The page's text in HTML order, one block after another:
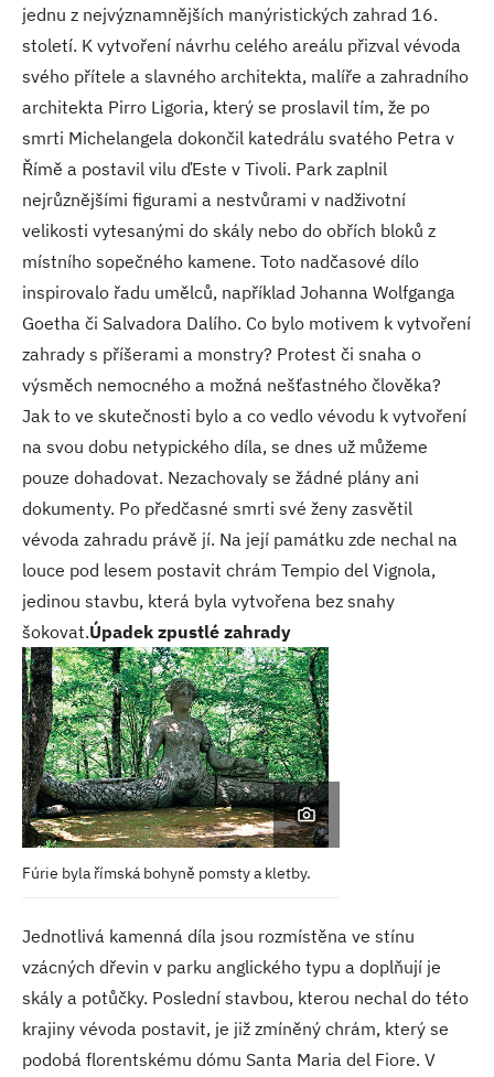
jednu z nejvýznamnějších manýristických zahrad 16.
století. K vytvoření návrhu celého areálu přizval vévoda
svého přítele a slavného architekta, malíře a zahradního
architekta Pirro Ligoria, který se proslavil tím, že po
smrti Michelangela dokončil katedrálu svatého Petra v
Římě a postavil vilu ďEste v Tivoli. Park zaplnil
nejrůznějšími figurami a nestvůrami v nadživotní
velikosti vytesanými do skály nebo do obřích bloků z
místního sopečného kamene. Toto nadčasové dílo
inspirovalo řadu umělců, například Johanna Wolfganga
Goetha či Salvadora Dalího. Co bylo motivem k vytvoření
zahrady s příšerami a monstry? Protest či snaha o
výsměch nemocného a možná nešťastného člověka?
Jak to ve skutečnosti bylo a co vedlo vévodu k vytvoření
na svou dobu netypického díla, se dnes už můžeme
pouze dohadovat. Nezachovaly se žádné plány ani
dokumenty. Po předčasné smrti své ženy zasvětil
vévoda zahradu právě jí. Na její památku zde nechal na
louce pod lesem postavit chrám Tempio del Vignola,
jedinou stavbu, která byla vytvořena bez snahy
šokovat.Úpadek zpustlé zahrady
Fúrie byla římská bohyně pomsty a kletby.
Jednotlivá kamenná díla jsou rozmístěna ve stínu
vzácných dřevin v parku anglického typu a doplňují je
skály a potůčky. Poslední stavbou, kterou nechal do této
krajiny vévoda postavit, je již zmíněný chrám, který se
podobá florentskému dómu Santa Maria del Fiore. V